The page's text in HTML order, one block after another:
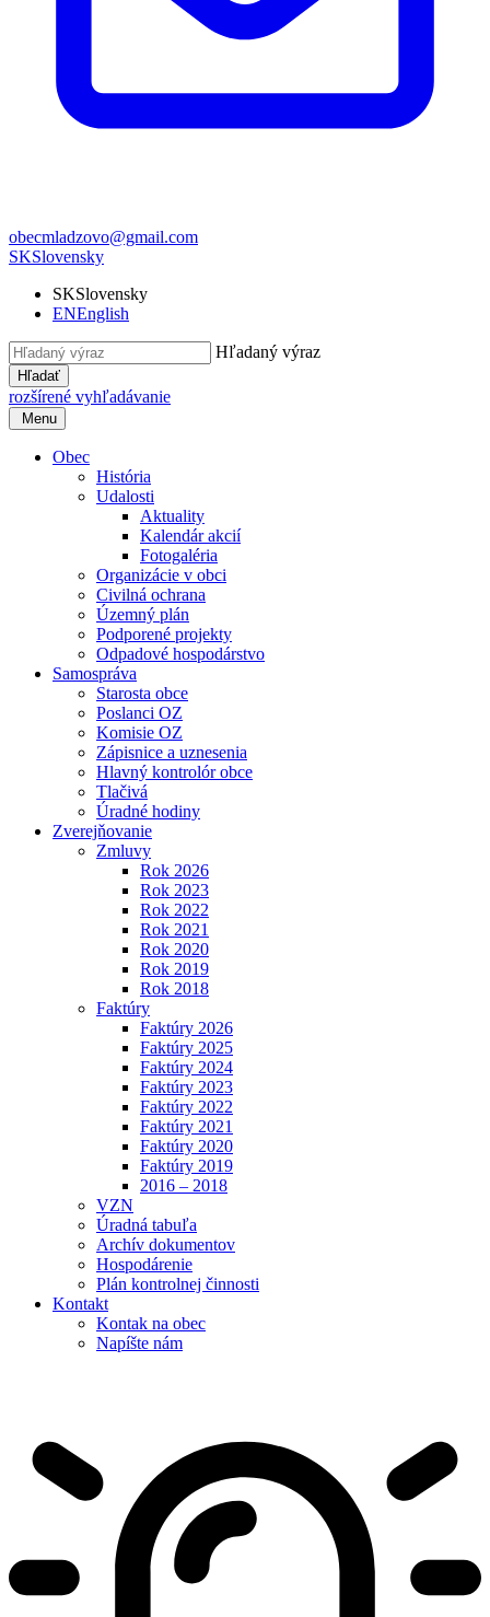
obecmladzovo@gmail.com
SKSlovensky
SKSlovensky
ENEnglish
Hľadaný výraz
Hľadať
rozšírené vyhľadávanie
Menu
Obec
História
Udalosti
Aktuality
Kalendár akcií
Fotogaléria
Organizácie v obci
Civilná ochrana
Územný plán
Podporené projekty
Odpadové hospodárstvo
Samospráva
Starosta obce
Poslanci OZ
Komisie OZ
Zápisnice a uznesenia
Hlavný kontrolór obce
Tlačivá
Úradné hodiny
Zverejňovanie
Zmluvy
Rok 2026
Rok 2023
Rok 2022
Rok 2021
Rok 2020
Rok 2019
Rok 2018
Faktúry
Faktúry 2026
Faktúry 2025
Faktúry 2024
Faktúry 2023
Faktúry 2022
Faktúry 2021
Faktúry 2020
Faktúry 2019
2016 – 2018
VZN
Úradná tabuľa
Archív dokumentov
Hospodárenie
Plán kontrolnej činnosti
Kontakt
Kontak na obec
Napíšte nám